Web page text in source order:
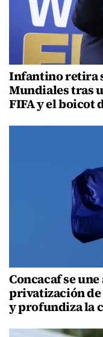
Infantino retira
Mundiales tras
FIFA y el boicot
Concacaf se
privatización
y profundiza la